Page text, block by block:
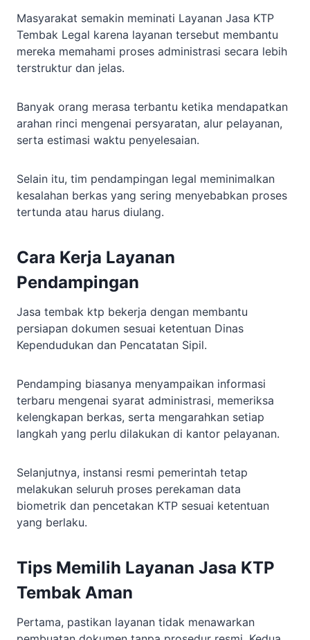
Masyarakat semakin meminati Layanan Jasa KTP
Tembak Legal karena layanan tersebut membantu
mereka memahami proses administrasi secara lebih
terstruktur dan jelas.
Banyak orang merasa terbantu ketika mendapatkan
arahan rinci mengenai persyaratan, alur pelayanan,
serta estimasi waktu penyelesaian.
Selain itu, tim pendampingan legal meminimalkan
kesalahan berkas yang sering menyebabkan proses
tertunda atau harus diulang.
Cara Kerja Layanan
Pendampingan
Jasa tembak ktp bekerja dengan membantu
persiapan dokumen sesuai ketentuan Dinas
Kependudukan dan Pencatatan Sipil.
Pendamping biasanya menyampaikan informasi
terbaru mengenai syarat administrasi, memeriksa
kelengkapan berkas, serta mengarahkan setiap
langkah yang perlu dilakukan di kantor pelayanan.
Selanjutnya, instansi resmi pemerintah tetap
melakukan seluruh proses perekaman data
biometrik dan pencetakan KTP sesuai ketentuan
yang berlaku.
Tips Memilih Layanan Jasa KTP
Tembak Aman
Pertama, pastikan layanan tidak menawarkan